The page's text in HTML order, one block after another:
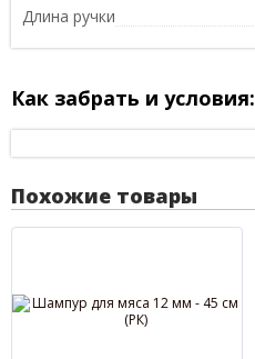
Длина ручки
Как забрать и условия:
Похожие товары